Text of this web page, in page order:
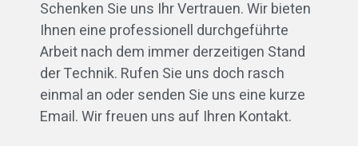
Schenken Sie uns Ihr Vertrauen. Wir bieten
Ihnen eine professionell durchgeführte
Arbeit nach dem immer derzeitigen Stand
der Technik. Rufen Sie uns doch rasch
einmal an oder senden Sie uns eine kurze
Email. Wir freuen uns auf Ihren Kontakt.